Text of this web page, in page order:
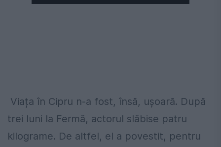
Viața în Cipru n-a fost, însă, ușoară. După
trei luni la Fermă, actorul slăbise patru
kilograme. De altfel, el a povestit, pentru